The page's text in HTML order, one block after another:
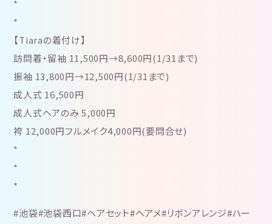
*
*
【Tiaraの着付け】
訪問着・留袖 11,500円→8,600円(1/31まで)
振袖 13,800円→12,500円(1/31まで)
成人式 16,500円
成人式ヘアのみ 5,000円
袴 12,000円フルメイク4,000円(要問合せ)
*
*
*
#池袋#池袋西口#ヘアセット#ヘアメ#リボンアレンジ#ハー